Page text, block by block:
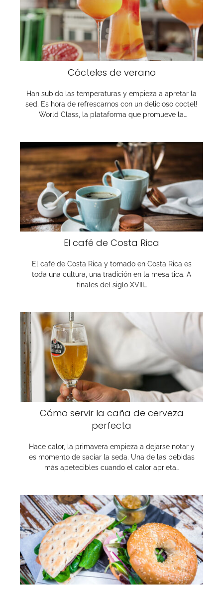
Cócteles de verano
Han subido las temperaturas y empieza a apretar la
sed. Es hora de refrescarnos con un delicioso coctel!
World Class, la plataforma que promueve la…
El café de Costa Rica
El café de Costa Rica y tomado en Costa Rica es
toda una cultura, una tradición en la mesa tica. A
finales del siglo XVIII…
Cómo servir la caña de cerveza
perfecta
Hace calor, la primavera empieza a dejarse notar y
es momento de saciar la seda. Una de las bebidas
más apetecibles cuando el calor aprieta…